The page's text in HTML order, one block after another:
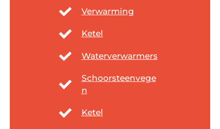
Verwarming
Ketel
Waterverwarmers
Schoorsteenvege
n
Ketel